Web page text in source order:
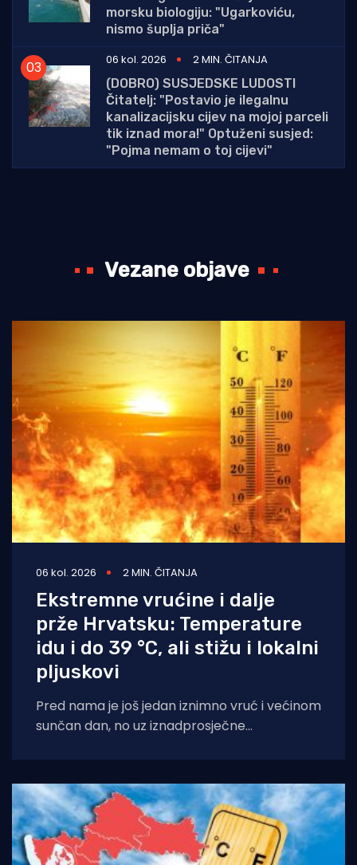
morsku biologiju: "Ugarkoviću,
nismo šuplja priča"
06 kol. 2026
2 MIN. ČITANJA
(DOBRO) SUSJEDSKE LUDOSTI
Čitatelj: "Postavio je ilegalnu
kanalizacijsku cijev na mojoj parceli
tik iznad mora!" Optuženi susjed:
"Pojma nemam o toj cijevi"
Vezane objave
06 kol. 2026 2 MIN. ČITANJA
Ekstremne vrućine i dalje
prže Hrvatsku: Temperature
idu i do 39 °C, ali stižu i lokalni
pljuskovi
Pred nama je još jedan iznimno vruć i većinom
sunčan dan, no uz iznadprosječne